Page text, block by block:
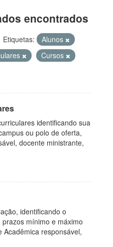
encontrados
Etiquetas:
Alunos
Cursos
identificando sua
ou polo de oferta,
docente ministrante,
identificando o
mínimo e máximo
Acadêmica responsável,